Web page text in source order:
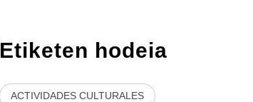
Etiketen hodeia
ACTIVIDADES CULTURALES